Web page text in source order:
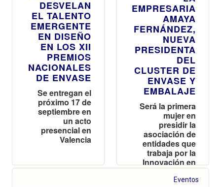
DESVELAN
EL TALENTO
EMERGENTE
EN DISEÑO
EN LOS XII
PREMIOS
NACIONALES
DE ENVASE
Se entregan el
próximo 17 de
septiembre en
un acto
presencial en
Valencia
EMPRESARIA
AMAYA
FERNÁNDEZ,
NUEVA
PRESIDENTA
DEL
CLUSTER DE
ENVASE Y
EMBALAJE
Será la primera
mujer en
presidir la
asociación de
entidades que
trabaja por la
Innovación en
el sector del
packaging
Eventos